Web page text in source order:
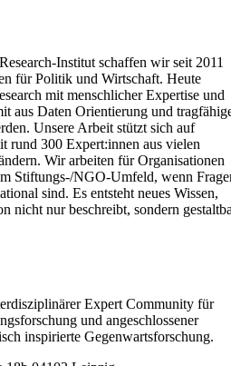
schaffen wir seit 2011
für Politik und Wirtschaft. Heute
mit menschlicher Expertise und
aus Daten Orientierung und
Unsere Arbeit stützt sich auf
rund 300 Expert:innen aus vielen
Wir arbeiten für Organisationen
Stiftungs‑/NGO‑Umfeld, wenn
sind. Es entsteht neues Wissen,
nicht nur beschreibt, sondern
Expert Community für
und angeschlossener
inspirierte Gegenwartsforschung.